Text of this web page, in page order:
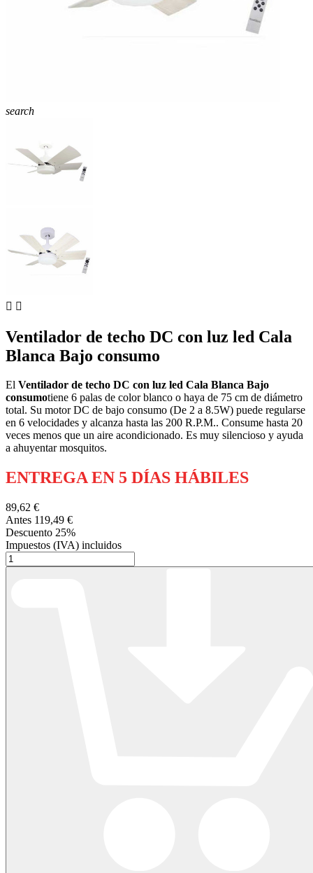
search
 
Ventilador de techo DC con luz led Cala
Blanca Bajo consumo
El Ventilador de techo DC con luz led Cala Blanca Bajo
consumotiene 6 palas de color blanco o haya de 75 cm de diámetro
total. Su motor DC de bajo consumo (De 2 a 8.5W) puede regularse
en 6 velocidades y alcanza hasta las 200 R.P.M.. Consume hasta 20
veces menos que un aire acondicionado. Es muy silencioso y ayuda
a ahuyentar mosquitos.
ENTREGA EN 5 DÍAS HÁBILES
89,62 €
Antes 119,49 €
Descuento 25%
Impuestos (IVA) incluidos